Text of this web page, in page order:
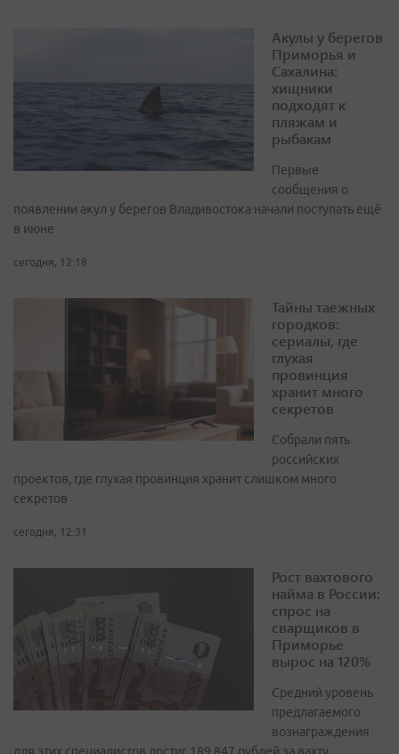
Акулы у берегов
Приморья и
Сахалина:
хищники
подходят к
пляжам и
рыбакам
Первые
сообщения о
появлении акул у берегов Владивостока начали поступать ещё
в июне
сегодня, 12:18
Тайны таежных
городков:
сериалы, где
глухая
провинция
хранит много
секретов
Собрали пять
российских
проектов, где глухая провинция хранит слишком много
секретов
сегодня, 12:31
Рост вахтового
найма в России:
спрос на
сварщиков в
Приморье
вырос на 120%
Средний уровень
предлагаемого
вознаграждения